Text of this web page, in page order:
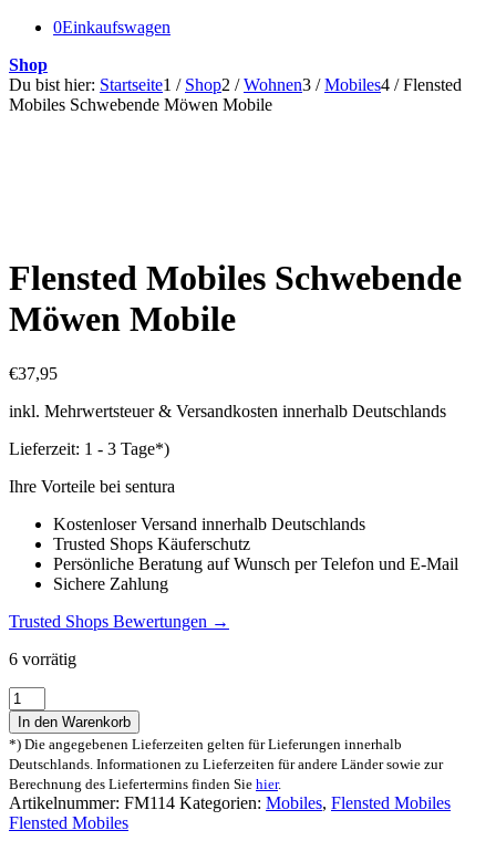
0Einkaufswagen
Shop
Du bist hier: Startseite1 / Shop2 / Wohnen3 / Mobiles4 / Flensted
Mobiles Schwebende Möwen Mobile
Flensted Mobiles Schwebende
Möwen Mobile
€37,95
inkl. Mehrwertsteuer & Versandkosten innerhalb Deutschlands
Lieferzeit: 1 - 3 Tage*)
Ihre Vorteile bei sentura
Kostenloser Versand innerhalb Deutschlands
Trusted Shops Käuferschutz
Persönliche Beratung auf Wunsch per Telefon und E-Mail
Sichere Zahlung
Trusted Shops Bewertungen →
6 vorrätig
Flensted
Mobiles
Schwebende
Möwen
Mobile
Menge
In den Warenkorb
*) Die angegebenen Lieferzeiten gelten für Lieferungen innerhalb
Deutschlands. Informationen zu Lieferzeiten für andere Länder sowie zur
Berechnung des Liefertermins finden Sie hier.
Artikelnummer: FM114 Kategorien: Mobiles, Flensted Mobiles
Flensted Mobiles